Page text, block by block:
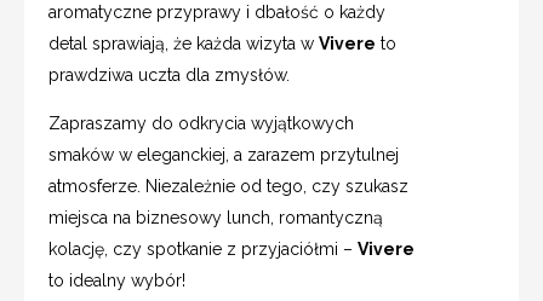
aromatyczne przyprawy i dbałość o każdy
detal sprawiają, że każda wizyta w Vivere to
prawdziwa uczta dla zmysłów.
Zapraszamy do odkrycia wyjątkowych
smaków w eleganckiej, a zarazem przytulnej
atmosferze. Niezależnie od tego, czy szukasz
miejsca na biznesowy lunch, romantyczną
kolację, czy spotkanie z przyjaciółmi – Vivere
to idealny wybór!